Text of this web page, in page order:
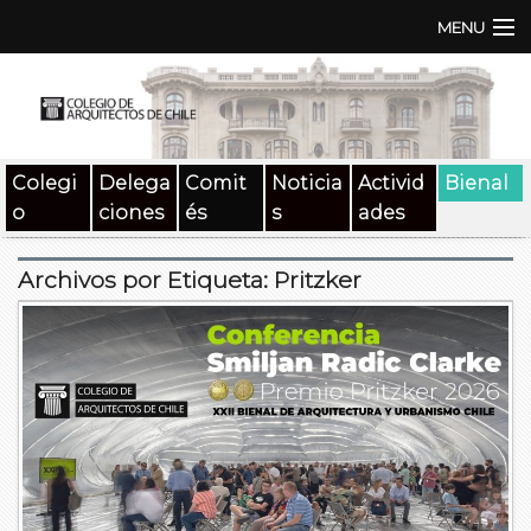
MENU
Documentos
SAT
Beneficios
Medios
Contacto
Buscar:
Colegi
o
Delega
ciones
Comit
és
Noticia
s
Activid
ades
Bienal
Archivos por Etiqueta: Pritzker